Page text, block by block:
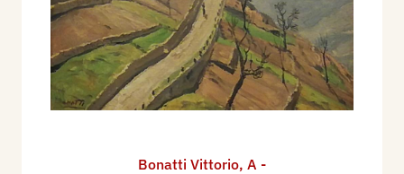
Bonatti Vittorio, A -